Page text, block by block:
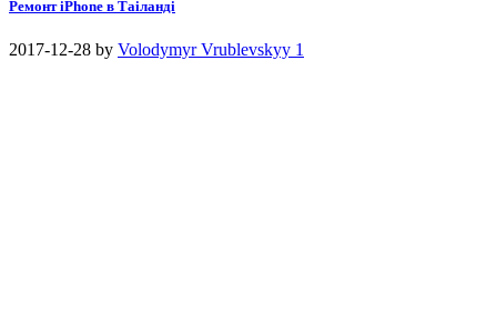
Ремонт iPhone в Таіланді
2017-12-28 by Volodymyr Vrublevskyy 1